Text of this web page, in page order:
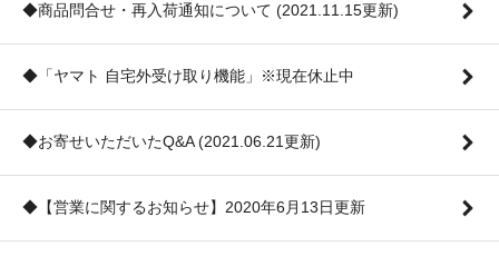
◆商品問合せ・再入荷通知について (2021.11.15更新)
◆「ヤマト 自宅外受け取り機能」※現在休止中
◆お寄せいただいたQ&A (2021.06.21更新)
◆【営業に関するお知らせ】2020年6月13日更新